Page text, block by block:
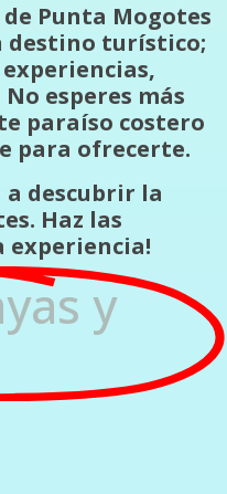
Punta Mogotes
destino turístico;
esperes más
paraíso costero
para ofrecerte.
descubrir la
Haz las
experiencia!
y